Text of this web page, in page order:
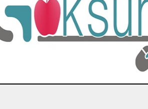
Bertiz’in Yeni Köprüsünde Sona Doğru.